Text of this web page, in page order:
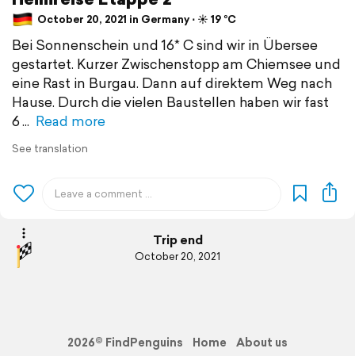
October 20, 2021 in Germany ⋅ ☀️ 19 °C
Bei Sonnenschein und 16* C sind wir in Übersee
gestartet. Kurzer Zwischenstopp am Chiemsee und
eine Rast in Burgau. Dann auf direktem Weg nach
Hause. Durch die vielen Baustellen haben wir fast
6
Read more
See translation
Trip end
October 20, 2021
2026© FindPenguins Home
About us